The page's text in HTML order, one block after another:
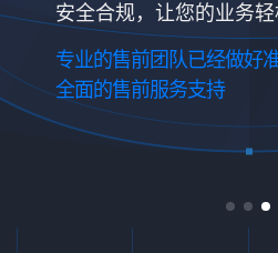
安全合规，让您的业务
专业的售前团队已经做好
全面的售前服务支持